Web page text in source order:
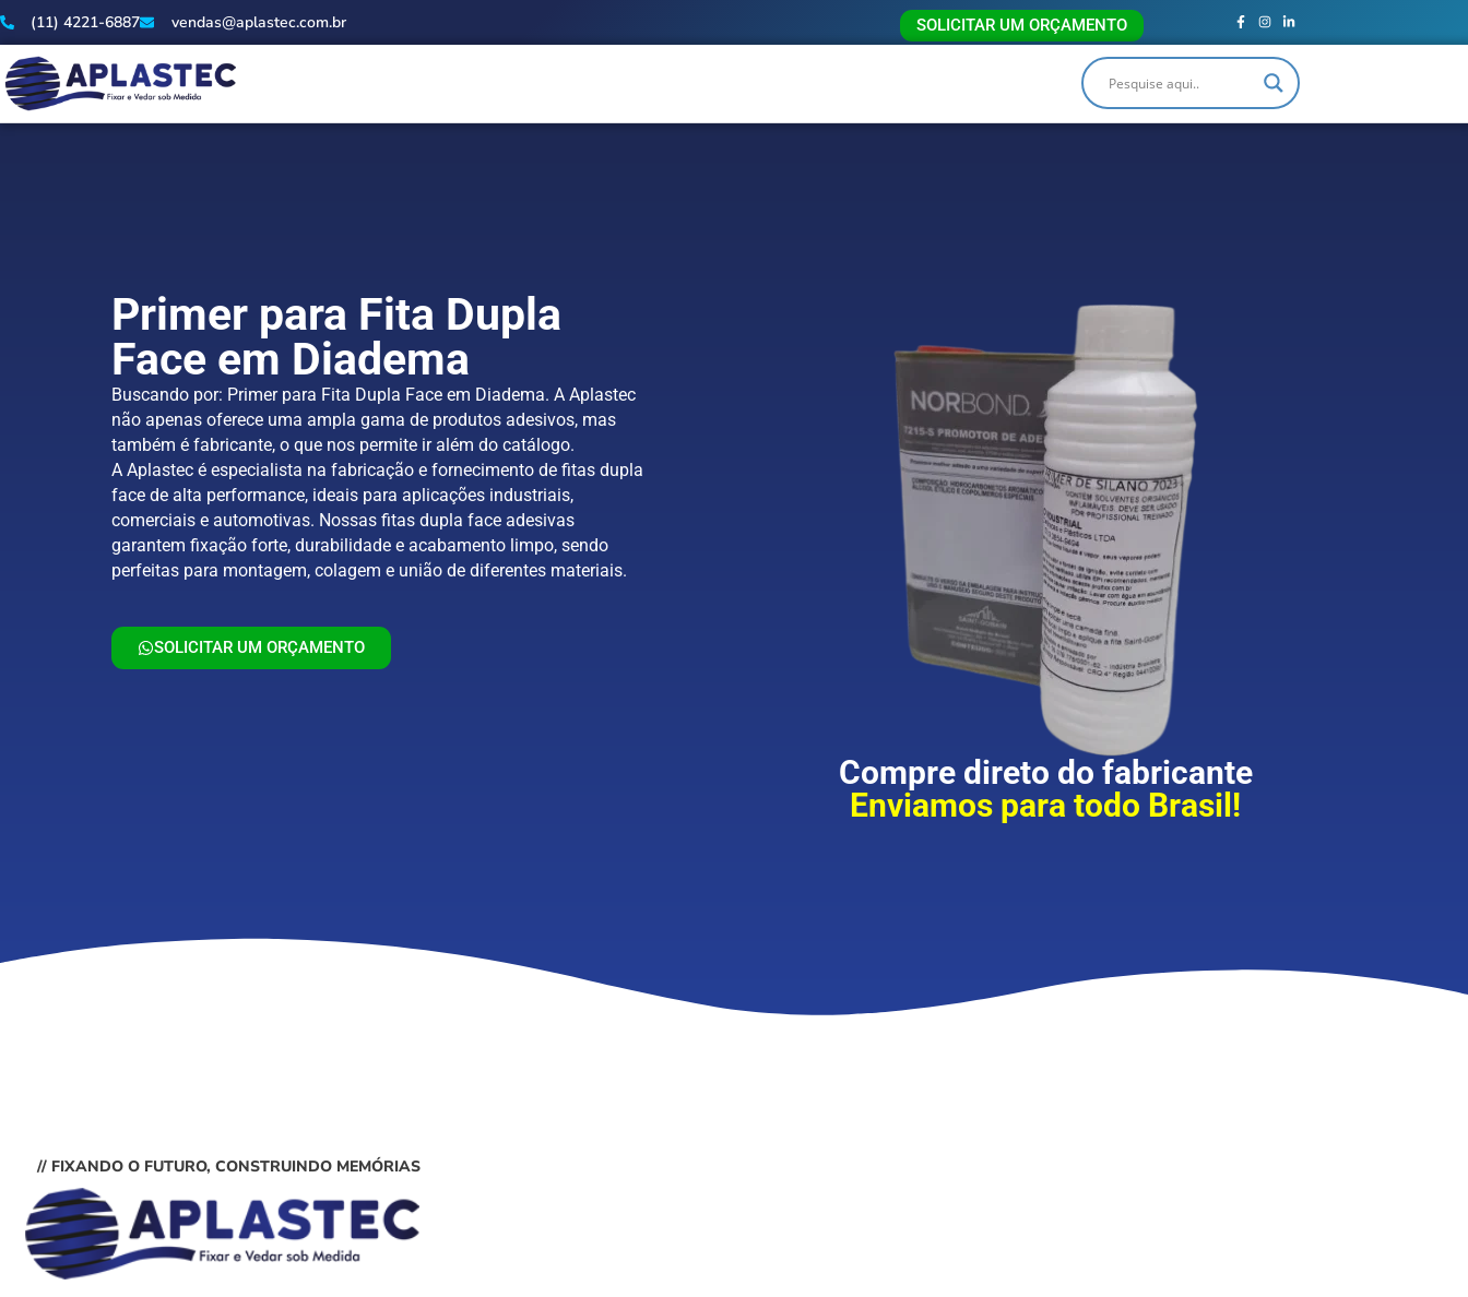
(11) 4221-6887 vendas@aplastec.com.br SOLICITAR UM ORÇAMENTO
Primer para Fita Dupla
Face em Diadema
Buscando por: Primer para Fita Dupla Face em Diadema. A Aplastec
não apenas oferece uma ampla gama de produtos adesivos, mas
também é fabricante, o que nos permite ir além do catálogo.
A Aplastec é especialista na fabricação e fornecimento de fitas dupla
face de alta performance, ideais para aplicações industriais,
comerciais e automotivas. Nossas fitas dupla face adesivas
garantem fixação forte, durabilidade e acabamento limpo, sendo
perfeitas para montagem, colagem e união de diferentes materiais.
SOLICITAR UM ORÇAMENTO
Compre direto do fabricante
Enviamos para todo Brasil!
// FIXANDO O FUTURO, CONSTRUINDO MEMÓRIAS